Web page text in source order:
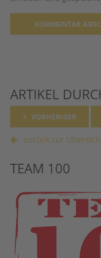
ARTIKEL
VORHERIGER
zurück zur
TEAM 100